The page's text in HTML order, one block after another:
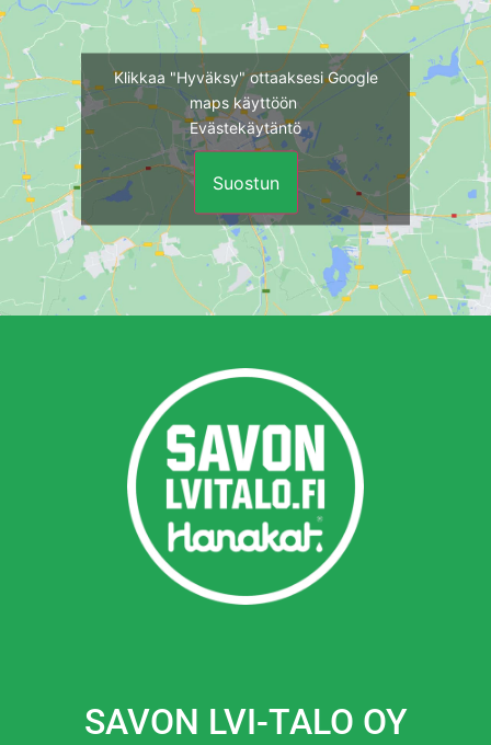
Klikkaa "Hyväksy" ottaaksesi Google
maps käyttöön
Evästekäytäntö
Suostun
SAVON LVI-TALO OY